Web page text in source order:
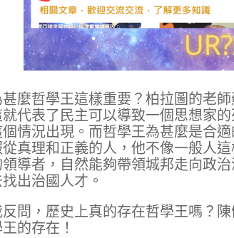
麼哲學王這樣重要？柏拉圖的老
就代表了民主可以導致一個思想家
個情況出現。而哲學王為甚麼是合
從真理和正義的人，他不像一般人
領導者，自然能夠帶領城邦走向政
出治國人才。
反問，歷史上真的存在哲學王嗎？
的存在！